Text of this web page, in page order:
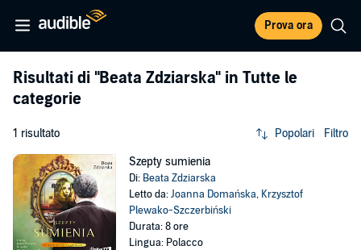
Prova ora
Risultati di "Beata Zdziarska" in Tutte le
categorie
1 risultato Popolari Filtro
Szepty sumienia
Di: Beata Zdziarska
Letto da:Joanna Domańska, Krzysztof
Plewako-Szczerbiński
Durata: 8 ore
Lingua: Polacco